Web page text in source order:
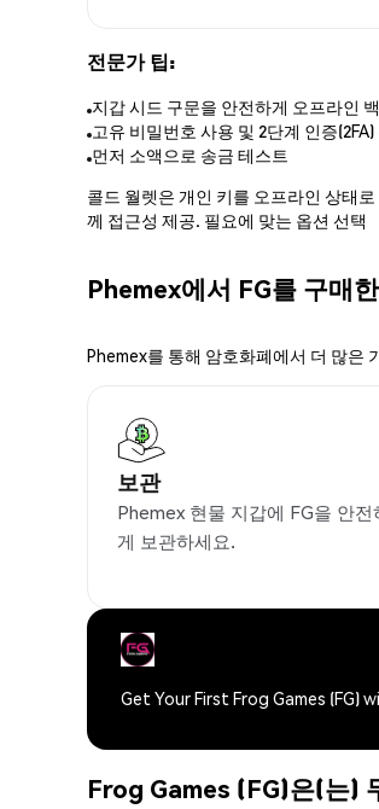
전문가 팁:
지갑 시드 구문을 안전하게 오프라인
고유 비밀번호 사용 및 2단계 인증
먼저 소액으로 송금 테스트
콜드 월렛은 개인 키를 오프라인 상태
께 접근성 제공. 필요에 맞는 옵션 선택
Phemex에서 FG를 구매
Phemex를 통해 암호화폐에서 더 많은
보관
Phemex 현물 지갑에 FG을 안전
게 보관하세요.
Get Your First Frog Games (FG)
Frog Games (FG)은(는)